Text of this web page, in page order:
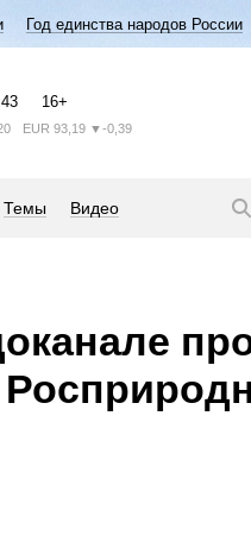
Год единства народов России
16+
EUR 93,19 ▼-0,39
Темы Видео